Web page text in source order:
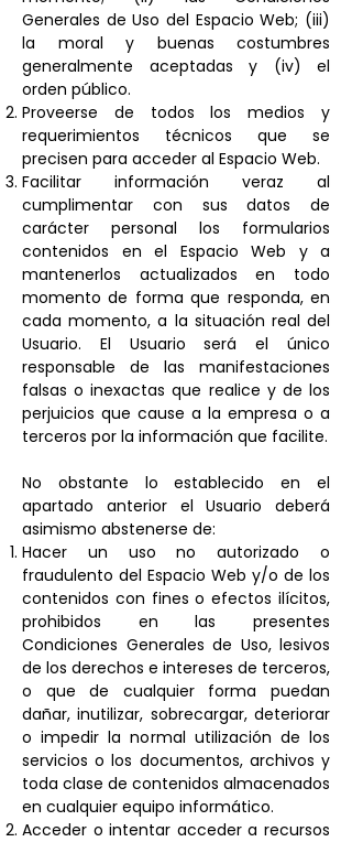
Generales de Uso del Espacio Web; (iii)
la moral y buenas costumbres
generalmente aceptadas y (iv) el
orden público.
Proveerse de todos los medios y
requerimientos técnicos que se
precisen para acceder al Espacio Web.
Facilitar información veraz al
cumplimentar con sus datos de
carácter personal los formularios
contenidos en el Espacio Web y a
mantenerlos actualizados en todo
momento de forma que responda, en
cada momento, a la situación real del
Usuario. El Usuario será el único
responsable de las manifestaciones
falsas o inexactas que realice y de los
perjuicios que cause a la empresa o a
terceros por la información que facilite.
No obstante lo establecido en el
apartado anterior el Usuario deberá
asimismo abstenerse de:
Hacer un uso no autorizado o
fraudulento del Espacio Web y/o de los
contenidos con fines o efectos ilícitos,
prohibidos en las presentes
Condiciones Generales de Uso, lesivos
de los derechos e intereses de terceros,
o que de cualquier forma puedan
dañar, inutilizar, sobrecargar, deteriorar
o impedir la normal utilización de los
servicios o los documentos, archivos y
toda clase de contenidos almacenados
en cualquier equipo informático.
Acceder o intentar acceder a recursos